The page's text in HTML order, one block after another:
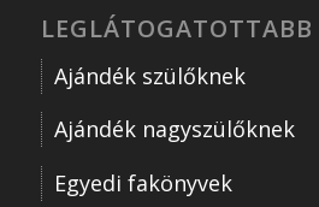
Ajándék szülőknek
Ajándék nagyszülőknek
Egyedi fakönyvek